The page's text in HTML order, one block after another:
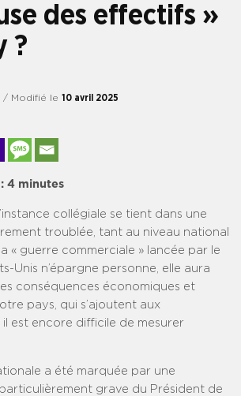
des effectifs »
?
/ Modifié le 10 avril 2025
4 minutes
collégiale se tient dans une
troublée, tant au niveau national
« guerre commerciale » lancée par le
Unis n’épargne personne, elle aura
conséquences économiques et
pays, qui s’ajoutent aux
est encore difficile de mesurer
a été marquée par une
grave du Président de